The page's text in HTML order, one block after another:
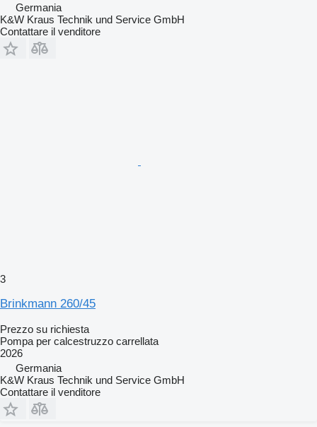
Germania
K&W Kraus Technik und Service GmbH
Contattare il venditore
3
Brinkmann 260/45
Prezzo su richiesta
Pompa per calcestruzzo carrellata
2026
Germania
K&W Kraus Technik und Service GmbH
Contattare il venditore